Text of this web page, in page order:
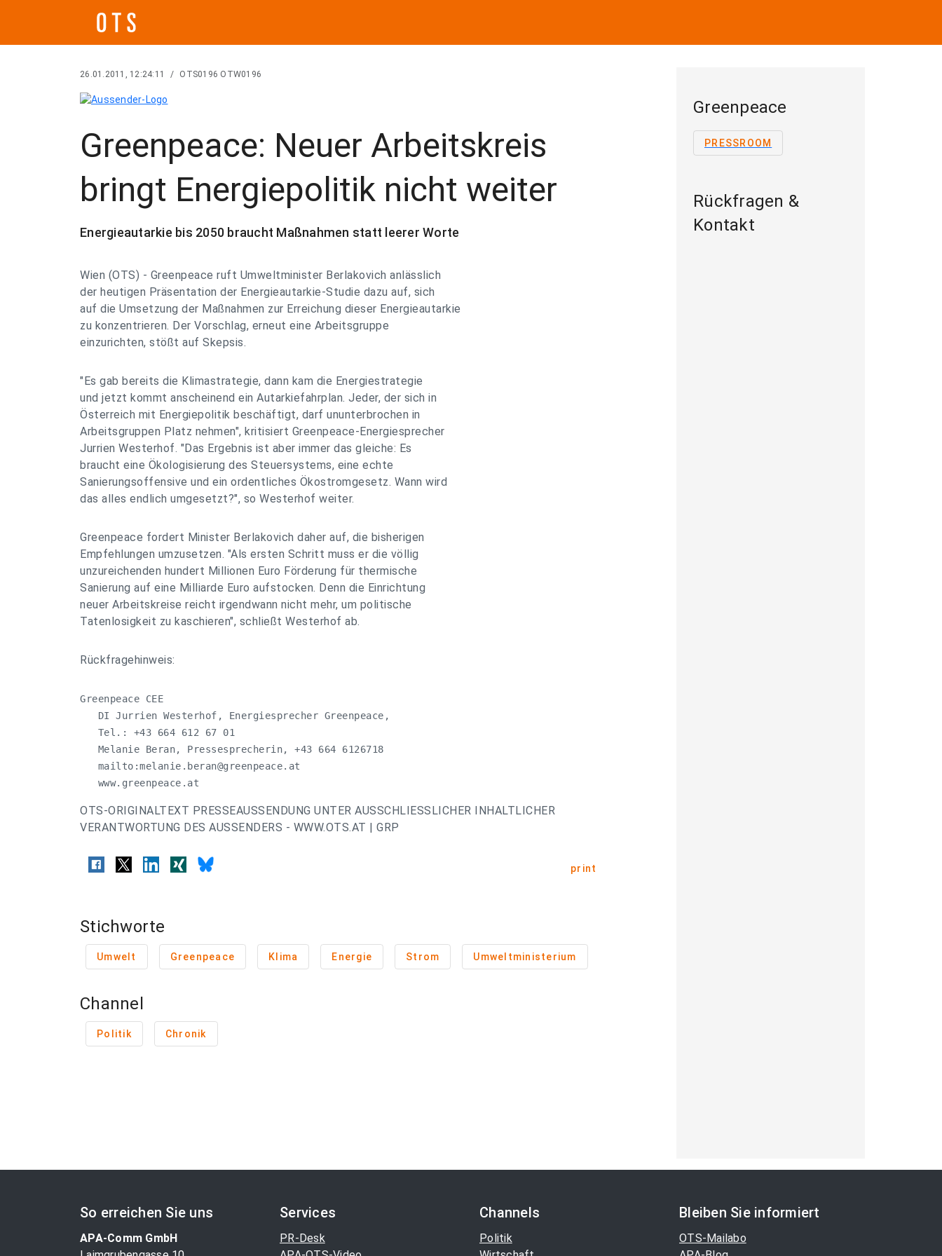
26.01.2011, 12:24:11 / OTS0196 OTW0196
Greenpeace: Neuer Arbeitskreis
bringt Energiepolitik nicht weiter
Energieautarkie bis 2050 braucht Maßnahmen statt leerer Worte
Wien (OTS) - Greenpeace ruft Umweltminister Berlakovich anlässlich
der heutigen Präsentation der Energieautarkie-Studie dazu auf, sich
auf die Umsetzung der Maßnahmen zur Erreichung dieser Energieautarkie
zu konzentrieren. Der Vorschlag, erneut eine Arbeitsgruppe
einzurichten, stößt auf Skepsis.
"Es gab bereits die Klimastrategie, dann kam die Energiestrategie
und jetzt kommt anscheinend ein Autarkiefahrplan. Jeder, der sich in
Österreich mit Energiepolitik beschäftigt, darf ununterbrochen in
Arbeitsgruppen Platz nehmen", kritisiert Greenpeace-Energiesprecher
Jurrien Westerhof. "Das Ergebnis ist aber immer das gleiche: Es
braucht eine Ökologisierung des Steuersystems, eine echte
Sanierungsoffensive und ein ordentliches Ökostromgesetz. Wann wird
das alles endlich umgesetzt?", so Westerhof weiter.
Greenpeace fordert Minister Berlakovich daher auf, die bisherigen
Empfehlungen umzusetzen. "Als ersten Schritt muss er die völlig
unzureichenden hundert Millionen Euro Förderung für thermische
Sanierung auf eine Milliarde Euro aufstocken. Denn die Einrichtung
neuer Arbeitskreise reicht irgendwann nicht mehr, um politische
Tatenlosigkeit zu kaschieren", schließt Westerhof ab.
Rückfragehinweis:
Greenpeace CEE
   DI Jurrien Westerhof, Energiesprecher Greenpeace,
   Tel.: +43 664 612 67 01
   Melanie Beran, Pressesprecherin, +43 664 6126718
   mailto:
melanie.beran@greenpeace.at
   www.greenpeace.at
OTS-ORIGINALTEXT PRESSEAUSSENDUNG UNTER AUSSCHLIESSLICHER INHALTLICHER
VERANTWORTUNG DES AUSSENDERS - WWW.OTS.AT | GRP
print
Stichworte
Umwelt Greenpeace Klima Energie Strom Umweltministerium
Channel
Politik Chronik
Greenpeace
PRESSROOM
Rückfragen &
Kontakt
So erreichen Sie uns
APA-Comm GmbH
Services
PR-Desk
Channels
Politik
Bleiben Sie informiert
OTS-Mailabo